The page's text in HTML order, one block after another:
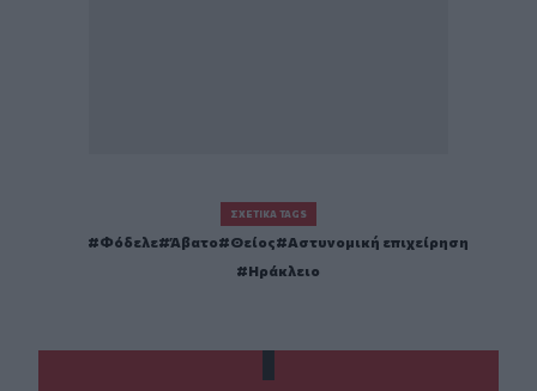
ΣΧΕΤΙΚΆ TAGS
Φόδελε Άβατο Θείος
Αστυνομική επιχείρηση
Ηράκλειο